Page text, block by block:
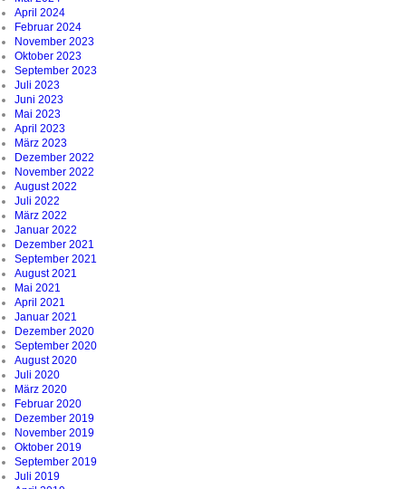
April 2024
Februar 2024
November 2023
Oktober 2023
September 2023
Juli 2023
Juni 2023
Mai 2023
April 2023
März 2023
Dezember 2022
November 2022
August 2022
Juli 2022
März 2022
Januar 2022
Dezember 2021
September 2021
August 2021
Mai 2021
April 2021
Januar 2021
Dezember 2020
September 2020
August 2020
Juli 2020
März 2020
Februar 2020
Dezember 2019
November 2019
Oktober 2019
September 2019
Juli 2019